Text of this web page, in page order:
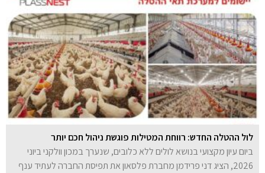
לול ההטלה החדש: רווחת המטילות פוגשת ניהול חכם יותר
ביום עיון מקצועי בנושא לולים ללא כלובים, שנערך במכון וולקני ביוני
2026, הציג דני פרידמן מחברת פלסאון את תפיסת החברה לעתיד ענף